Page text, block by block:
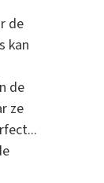
de
kan
de
ze